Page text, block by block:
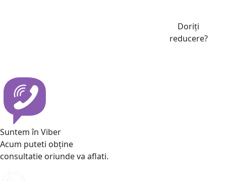
Doriți
reducere?
Suntem în Viber
Acum puteti obține
consultatie oriunde va aflati.